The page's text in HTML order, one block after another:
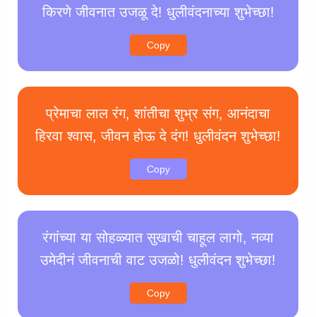
किरणे जीवनात उजळू दे! धुलीवंदनाच्या शुभेच्छा!
Copy
प्रेमाचा लाल रंग, शांतीचा शुभ्र संग, आनंदाचा
हिरवा श्वास, जीवन होऊ दे दंग! धुलीवंदन शुभेच्छा!
Copy
रंगांच्या या सोहळ्यात सुखाची चाहूल लागो, नव्या
उमेदीनं जीवनाची वाट उजळो! धुलीवंदन शुभेच्छा!
Copy